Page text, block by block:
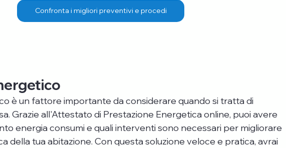
Confronta i migliori preventivi e procedi
è un fattore importante da considerare quando si tratta di
Grazie all'Attestato di Prestazione Energetica online, puoi avere
energia consumi e quali interventi sono necessari per migliorare
della tua abitazione. Con questa soluzione veloce e pratica, avrai